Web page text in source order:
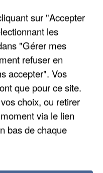
PAR UNE
SAVOIE
sur "Accepter
les
"Gérer mes
refuser en
accepter". Vos
que pour ce site.
choix, ou retirer
via le lien
bas de chaque